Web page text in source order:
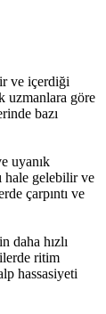
ve içerdiği
uzmanlara göre
bazı
uyanık
hale gelebilir ve
çarpıntı ve
daha hızlı
ritim
hassasiyeti